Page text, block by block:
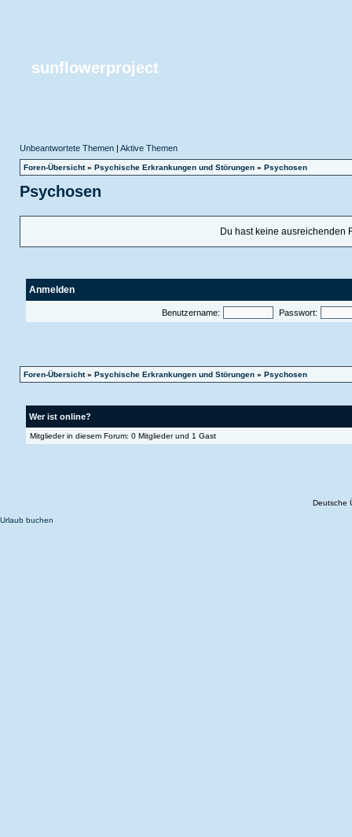
sunflowerproject
Unbeantwortete Themen| Aktive Themen
Foren-Übersicht» Psychische Erkrankungen und Störungen» Psychosen
Psychosen
Du hast keine ausreichenden
Anmelden
Benutzername: Passwort:
Foren-Übersicht» Psychische Erkrankungen und Störungen» Psychosen
Wer ist online?
Mitglieder in diesem Forum: 0 Mitglieder und 1 Gast
Deutsche
Urlaub buchen